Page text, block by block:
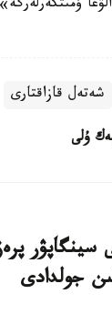
شەتەل قازاقتارى
ۇلى
جولدادى